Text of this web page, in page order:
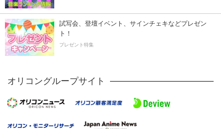
試写会、登壇イベント、サインチェキなどプレゼン
ト！
プレゼント特集
オリコングループサイト